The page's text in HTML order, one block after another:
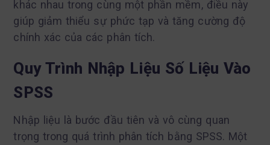
khác nhau trong cùng một phần mềm, điều này
giúp giảm thiểu sự phức tạp và tăng cường độ
chính xác của các phân tích.
Quy Trình Nhập Liệu Số Liệu Vào
SPSS
Nhập liệu là bước đầu tiên và vô cùng quan
trọng trong quá trình phân tích bằng SPSS. Một